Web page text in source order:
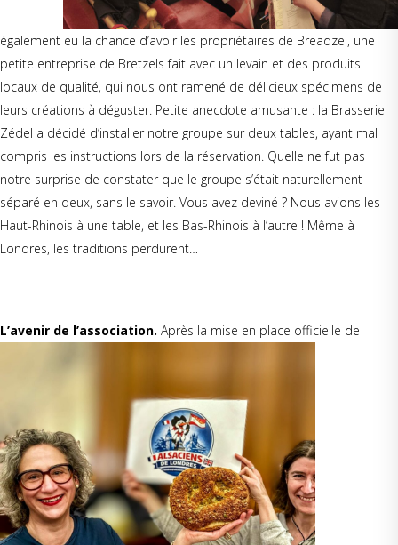
également eu la chance d’avoir les propriétaires de Breadzel, une
petite entreprise de Bretzels fait avec un levain et des produits
locaux de qualité, qui nous ont ramené de délicieux spécimens de
leurs créations à déguster. Petite anecdote amusante : la Brasserie
Zédel a décidé d’installer notre groupe sur deux tables, ayant mal
compris les instructions lors de la réservation. Quelle ne fut pas
notre surprise de constater que le groupe s’était naturellement
séparé en deux, sans le savoir. Vous avez deviné ? Nous avions les
Haut-Rhinois à une table, et les Bas-Rhinois à l’autre ! Même à
Londres, les traditions perdurent…
L’avenir de l’association. Après la mise en place officielle de